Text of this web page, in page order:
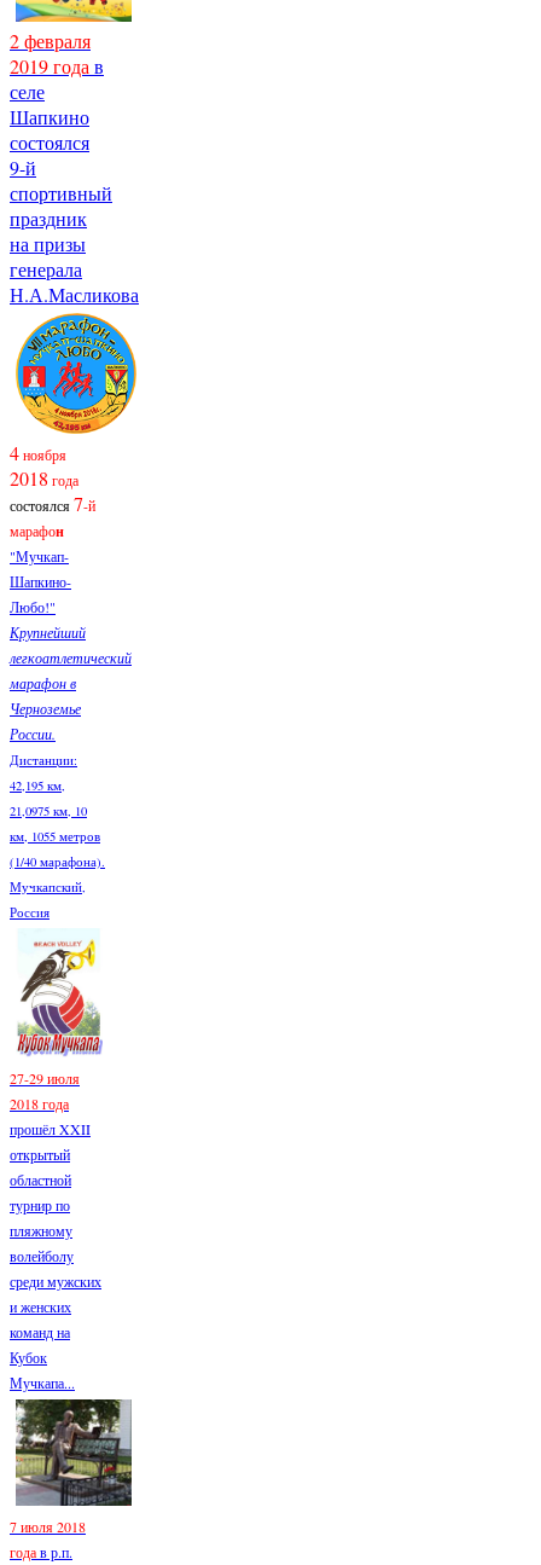
2 февраля
2019 года в
селе
Шапкино
состоялся
9-й
спортивный
праздник
на призы
генерала
Н.А.Масликова
4ноября
2018 года
состоялся7-й
марафон
"Мучкап-
Шапкино-
Любо!"
Крупнейший
легкоатлетический
марафон в
Черноземье
России.
Дистанции:
42,195 км,
21,0975 км, 10
км, 1055 метров
(1/40 марафона).
Мучкапский,
Россия
27-29 июля
2018 года
прошёл XXII
открытый
областной
турнир по
пляжному
волейболу
среди мужских
и женских
команд на
Кубок
Мучкапа...
7 июля 2018
годав р.п.